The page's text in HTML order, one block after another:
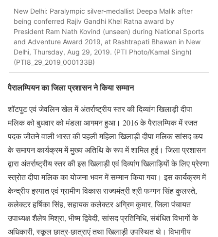
New Delhi: Paralympic silver-medallist Deepa Malik after
being conferred Rajiv Gandhi Khel Ratna award by
President Ram Nath Kovind (unseen) during National Sports
and Adventure Award 2019, at Rashtrapati Bhawan in New
Delhi, Thursday, Aug 29, 2019. (PTI Photo/Kamal Singh)
(PTI8_29_2019_000133B)
पैरालम्पियन का जिला प्रशासन ने किया सम्मान
शॉटपुट एवं जेवलिन खेल में अंतर्राष्ट्रीय स्तर की दिव्यांग खिलाड़ी दीपा
मलिक को बुधवार को मंडला आगमन हुआ। 2016 के पैरालम्पिक में रजत
पदक जीतने वाली भारत की पहली महिला खिलाड़ी दीपा मलिक सांसद कप
के समापन कार्यक्रम में मुख्य अतिथि के रूप में शामिल हुई। जिला प्रशासन
द्वारा अंतर्राष्ट्रीय स्तर की इस खिलाड़ी एवं दिव्यांग खिलाड़ियों के लिए प्रेरणा
स्त्रोत दीपा मलिक का योजना भवन में सम्मान किया गया। इस कार्यक्रम में
केन्द्रीय इस्पात एवं ग्रामीण विकास राज्यमंत्री श्री फग्गन सिंह कुलस्ते,
कलेक्टर हर्षिका सिंह, सहायक कलेक्टर अग्रिम कुमार, जिला पंचायत
उपाध्यक्ष शैलेष मिश्रा, भीष्म द्विवेदी, सांसद प्रतिनिधि, संबंधित विभागों के
अधिकारी, स्कूल छात्र-छात्राएं तथा खिलाड़ी उपस्थित थे। विभागीय